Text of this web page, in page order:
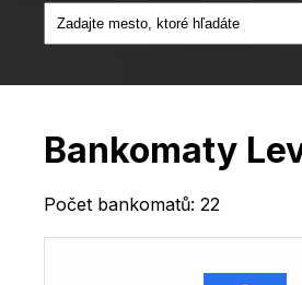
Bankomaty
Počet bankomatů: 22